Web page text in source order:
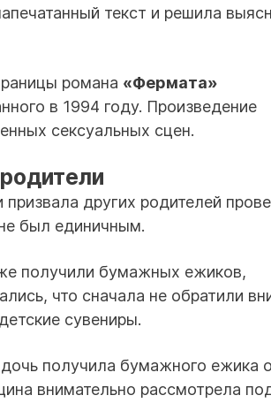
текст и решила
романа «Фермата»
в 1994 году. Произведение
сексуальных сцен.
других родителей
был единичным.
получили бумажных ежиков,
что сначала не обратили
сувениры.
получила бумажного ежика
внимательно рассмотрела